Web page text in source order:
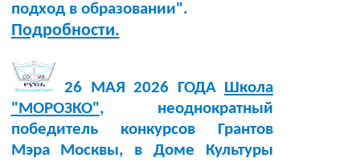
подход в образовании".
Подробности.
26 МАЯ 2026 ГОДА Школа
"МОРОЗКО", неоднократный
победитель конкурсов Грантов
Мэра Москвы, в Доме Культуры